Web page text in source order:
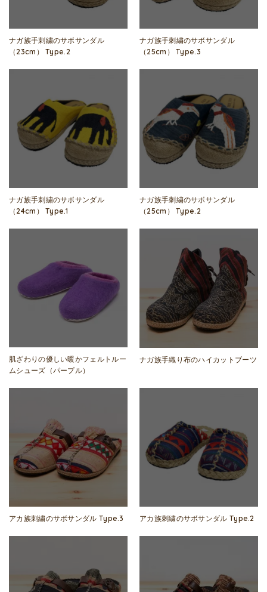
ナガ族手刺繍のサボサンダル
（23cm） Type.2
ナガ族手刺繍のサボサンダル
（25cm） Type.3
ナガ族手刺繍のサボサンダル
（24cm） Type.1
ナガ族手刺繍のサボサンダル
（25cm） Type.2
肌ざわりの優しい暖かフェルトルー
ムシューズ（パープル）
ナガ族手織り布のハイカットブーツ
アカ族刺繍のサボサンダル Type.3 アカ族刺繍のサボサンダル Type.2